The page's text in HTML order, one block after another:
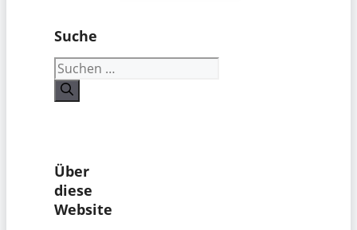
Suche
Suchen
nach:
Über
diese
Website